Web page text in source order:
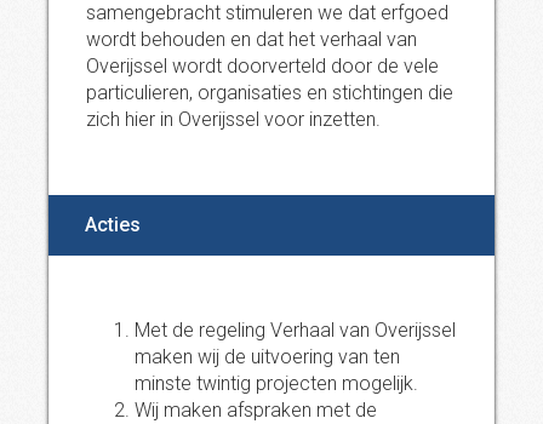
samengebracht stimuleren we dat erfgoed
wordt behouden en dat het verhaal van
Overijssel wordt doorverteld door de vele
particulieren, organisaties en stichtingen die
zich hier in Overijssel voor inzetten.
Acties
Met de regeling Verhaal van Overijssel
maken wij de uitvoering van ten
minste twintig projecten mogelijk.
Wij maken afspraken met de